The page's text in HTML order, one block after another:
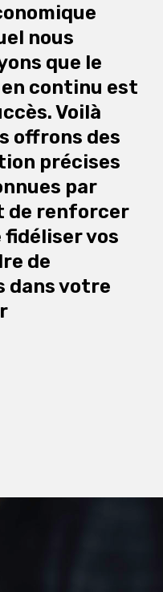
nous
que le
continu est
Voilà
offrons des
précises
par
de renforcer
vos
de
dans votre